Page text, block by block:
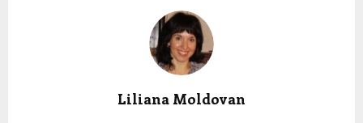
Liliana Moldovan